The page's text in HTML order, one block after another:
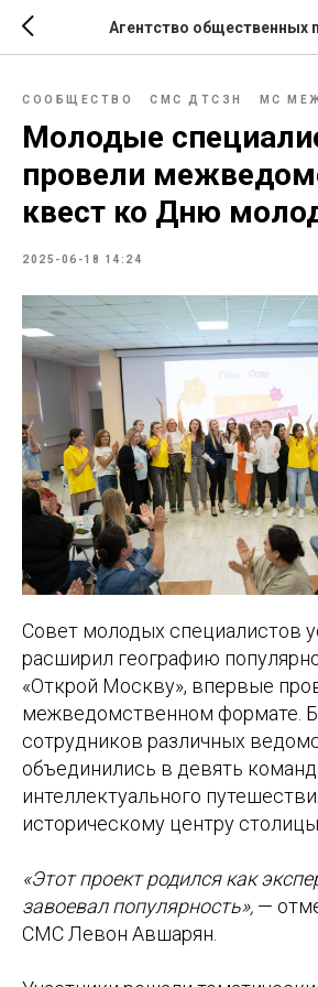
Агентство общественных
СООБЩЕСТВО СМС ДТСЗН МС
Молодые
провели
квест ко Дню
2025-06-18 14:24
Совет молодых специалистов
расширил географию
«Открой Москву», впервые
межведомственном формате.
сотрудников различных
объединились в девять
интеллектуального
историческому центру столицы.
«Этот проект родился как
завоевал популярность», —
СМС Левон Авшарян.